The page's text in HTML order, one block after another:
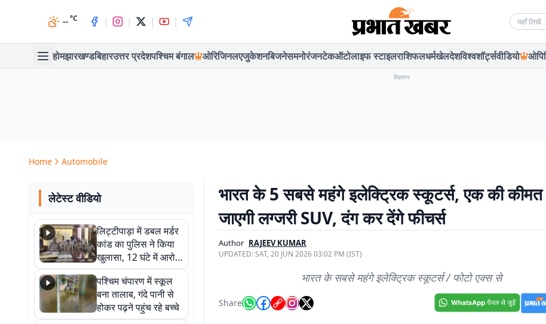
--°C | | | | Search
होमझारखण्डबिहारउत्तर प्रदेशपश्चिम बंगाल ओरिजिनलएजुकेशनबिजनेसमनोरंजनटेकऑटोलाइफ स्टाइलराशिफलधर्मखेलदेशविश्वशॉर्ट्सवीडियो
विज्ञापन
Home Automobile
लेटेस्ट वीडियो
लिट्टीपाड़ा में डबल मर्डर
कांड का पुलिस ने किया
खुलासा, 12 घंटे में आरोपी
गिरफ्तार
पश्चिम चंपारण में स्कूल
बना तालाब, गंदे पानी से
होकर पढ़ने पहुंच रहे बच्चे
भारत के 5 सबसे महंगे इलेक्ट्रिक स्कूटर्स, एक की
जाएगी लग्जरी SUV, दंग कर देंगे फीचर्स
Author RAJEEV KUMAR
UPDATED:SAT, 20 JUN 2026 03:02 PM (IST)
भारत के सबसे महंगे इलेक्ट्रिक स्कूटर्स / फोटो एक्स से
Share